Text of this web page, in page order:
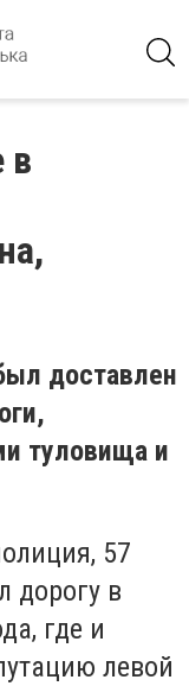
в
доставлен
туловища и
57
дорогу в
где и
левой